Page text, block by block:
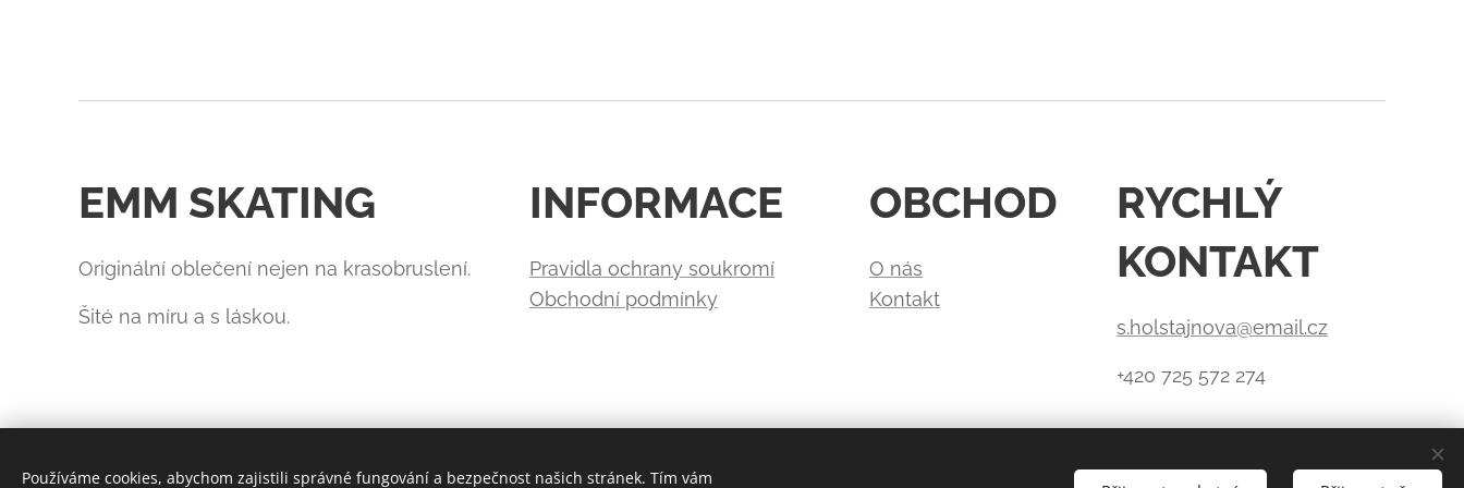
EMM SKATING
Originální oblečení nejen na krasobruslení.
Šité na míru a s láskou.
INFORMACE
Pravidla ochrany soukromí
Obchodní podmínky
OBCHOD
O nás
Kontakt
RYCHLÝ
KONTAKT
s.holstajnova@email.cz
+420 725 572 274
Používáme cookies, abychom zajistili správné fungování a bezpečnost našich stránek. Tím vám